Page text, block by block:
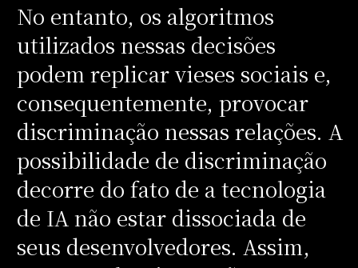
No entanto, os algoritmos
utilizados nessas decisões
podem replicar vieses sociais e,
consequentemente, provocar
discriminação nessas relações. A
possibilidade de discriminação
decorre do fato de a tecnologia
de IA não estar dissociada de
seus desenvolvedores. Assim,